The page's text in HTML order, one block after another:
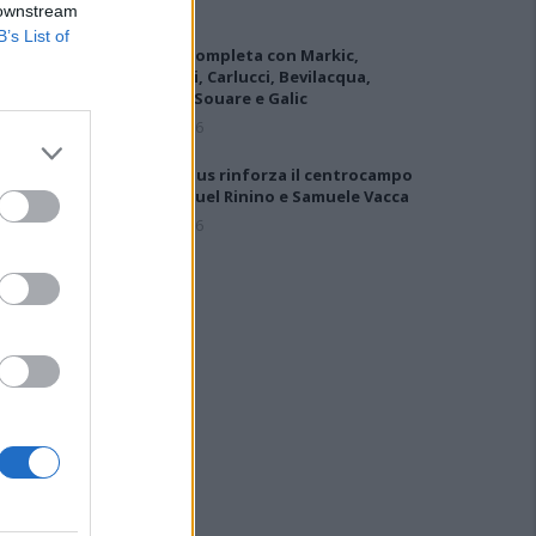
List of
L'Ilva si completa con Markic,
Contucci, Carlucci, Bevilacqua,
Solinas, Souare e Galic
7 Ago 2026
Il Selargius rinforza il centrocampo
con Manuel Rinino e Samuele Vacca
6 Ago 2026